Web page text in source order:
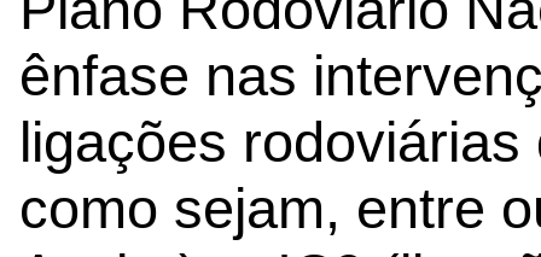
ênfase nas
ligações
como sejam, entre